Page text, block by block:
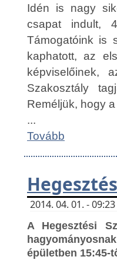
Idén is nagy
csapat indult,
Támogatóink is
kaphatott, az
képviselőinek,
Szakosztály
Reméljük, hogy
...
Tovább
2014. 04. 01. -
A Hegesztési
épületben 15:45-